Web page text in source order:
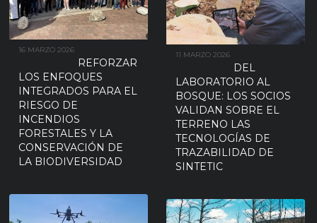
16 MARZO 2026
REFORZAR
LOS ENFOQUES
INTEGRADOS PARA EL
RIESGO DE
INCENDIOS
FORESTALES Y LA
CONSERVACIÓN DE
LA BIODIVERSIDAD
11 MARZO 2026
DEL
LABORATORIO AL
BOSQUE: LOS SOCIOS
VALIDAN SOBRE EL
TERRENO LAS
TECNOLOGÍAS DE
TRAZABILIDAD DE
SINTETIC